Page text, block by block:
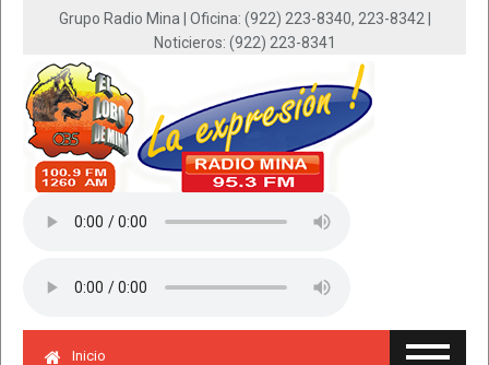
Grupo Radio Mina | Oficina: (922) 223-8340, 223-8342 |
Noticieros: (922) 223-8341
Inicio